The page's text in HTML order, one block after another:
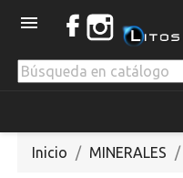

Inicio MINERALES